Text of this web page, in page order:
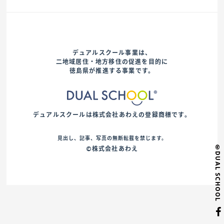
©DUAL SCHOOL
デュアルスクール事業は、
二地域居住・地方移住の促進を目的に
徳島県が推進する事業です。
デュアルスクールは株式会社あわえの登録商標です。
見出し、記事、写真の無断転載を禁じます。
©株式会社あわえ